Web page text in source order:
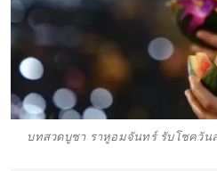
บทสวดบูชา ราหูอมจันทร์ รับโชควัน